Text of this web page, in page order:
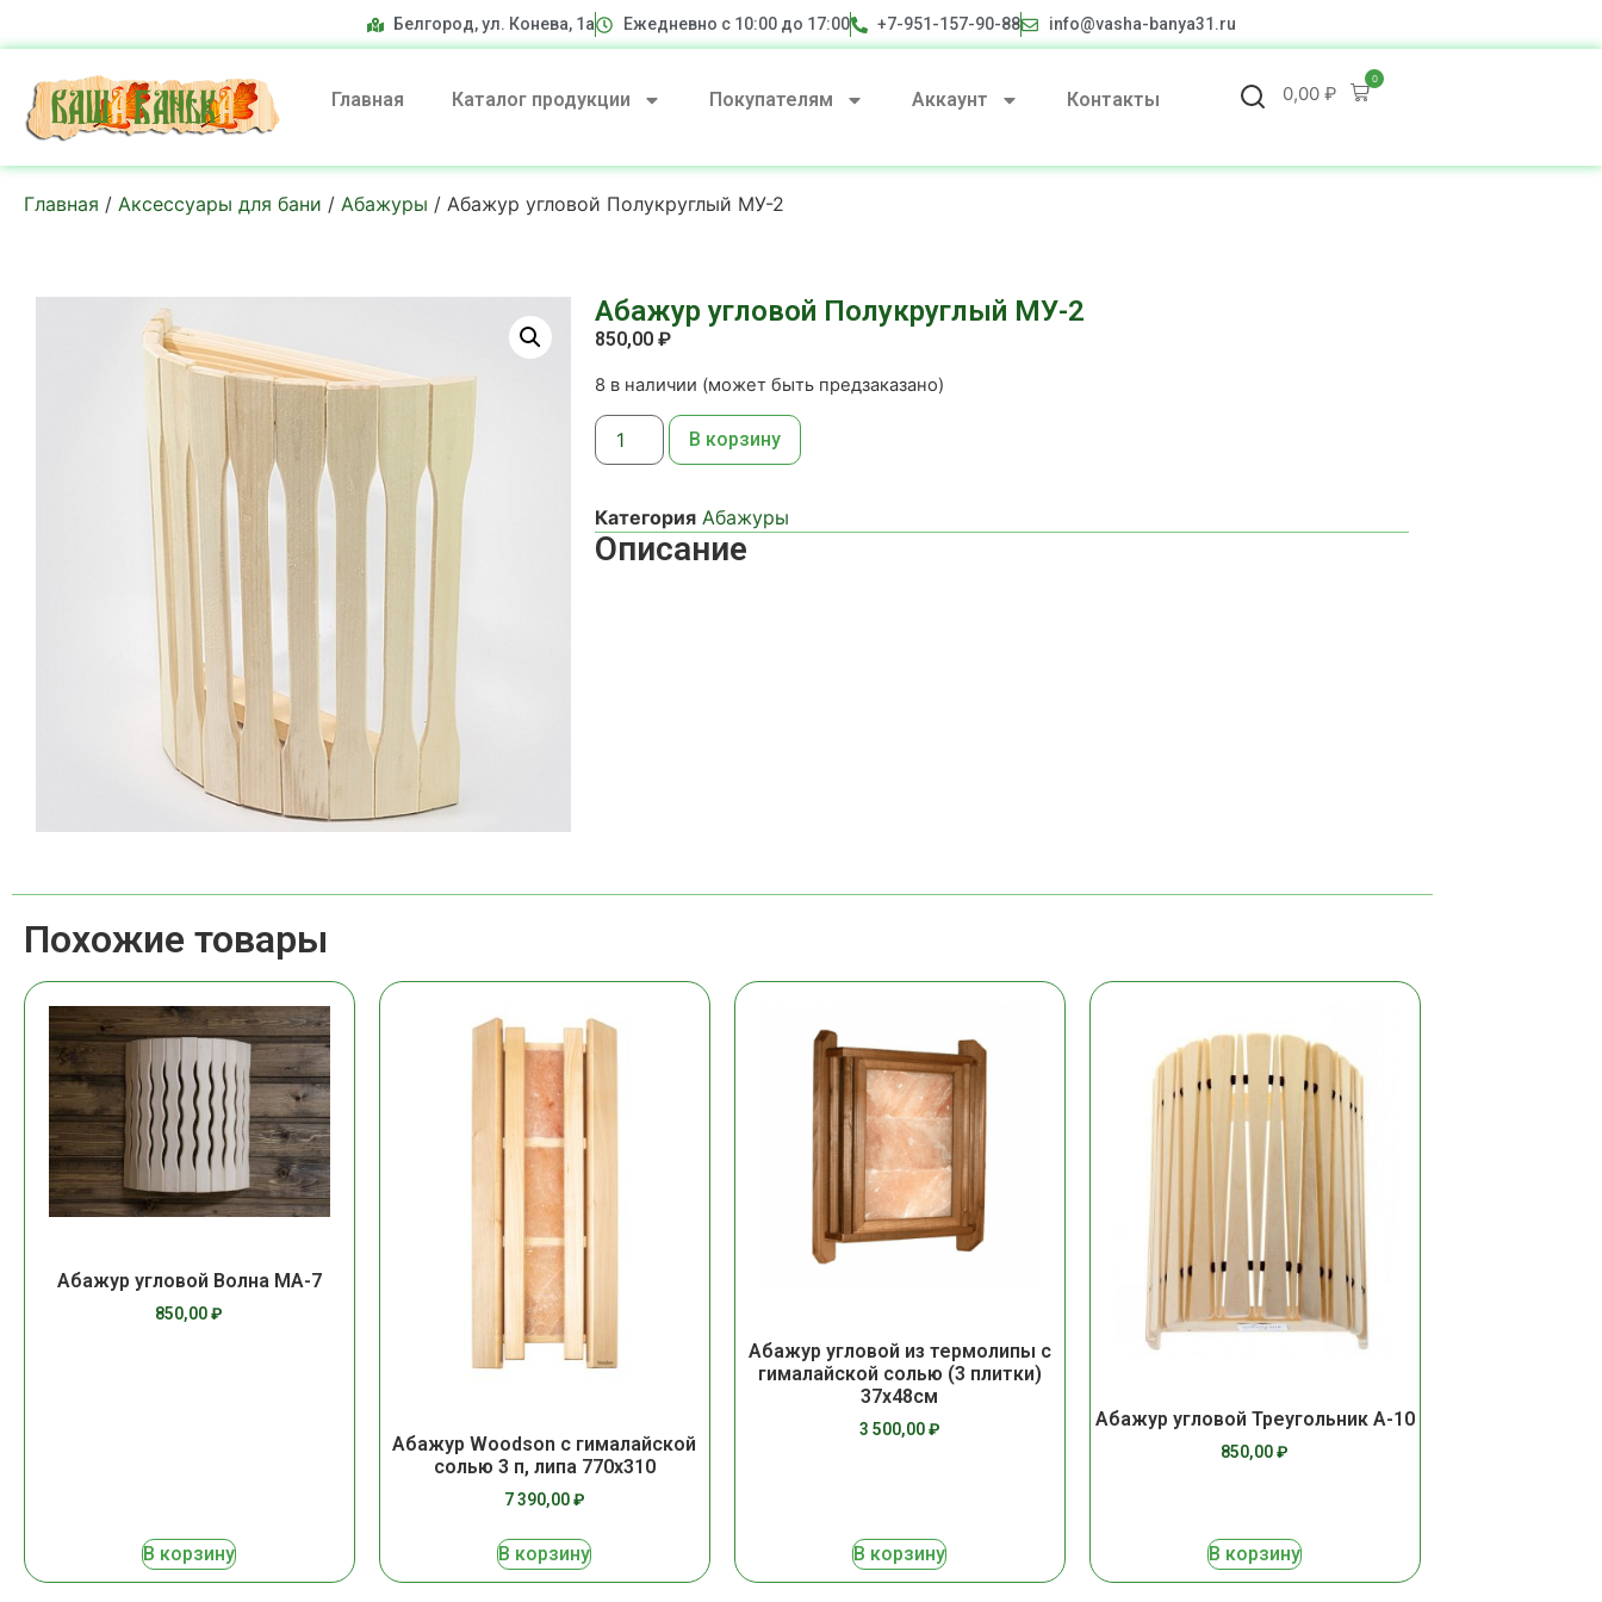
Белгород, ул. Конева, 1а Ежедневно с 10:00 до 17:00 +7-951-157-90-88 info@vasha-banya31.ru
Главная Каталог продукции Покупателям Аккаунт Контакты 0,00₽
0
Главная / Аксессуары для бани / Абажуры / Абажур угловой Полукруглый МУ-2
Абажур угловой Полукруглый МУ-2
850,00 ₽
8 в наличии (может быть предзаказано)
В корзину
Категория Абажуры
Описание
Похожие товары
Абажур угловой Волна МА-7
850,00₽
В корзину
Абажур Woodson с гималайской
солью 3 п, липа 770х310
7 390,00₽
В корзину
Абажур угловой из термолипы с
гималайской солью (3 плитки)
37х48см
3 500,00₽
В корзину
Абажур угловой Треугольник А-10
850,00₽
В корзину